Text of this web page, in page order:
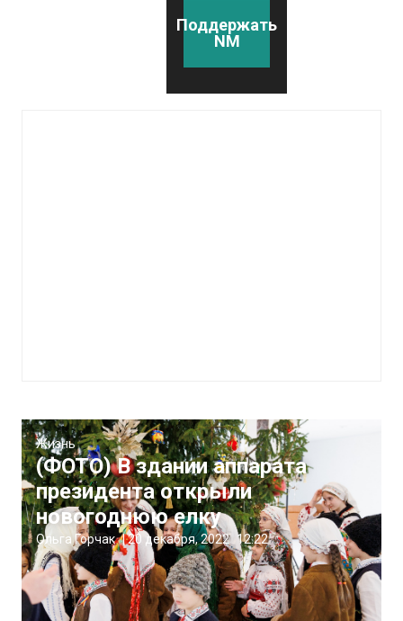
Поддержать
NM
Жизнь
(ФОТО) В здании аппарата
президента открыли
новогоднюю елку
Ольга Горчак |20 декабря, 2022 12:22